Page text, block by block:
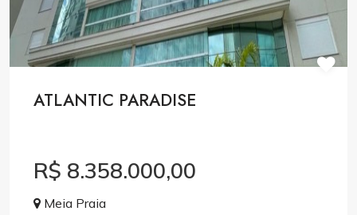
ATLANTIC PARADISE
R$ 8.358.000,00
Meia Praia